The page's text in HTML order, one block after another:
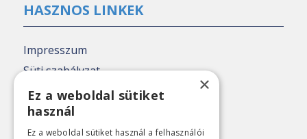
HASZNOS LINKEK
Impresszum
Süti szabályzat
Adatkezelési tájékoztató
Nézőpont archív
×
Ez a weboldal sütiket
használ
Ez a weboldal sütiket használ a felhasználói